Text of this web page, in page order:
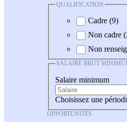
QUALIFICATION
Cadre (9)
Non cadre
Non
SALAIRE BRUT
Salaire minimum
Choisissez une
OPPORTUNITÉS